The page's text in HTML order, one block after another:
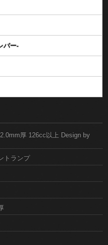
バー-
厚 126cc以上 Design by
トランプ